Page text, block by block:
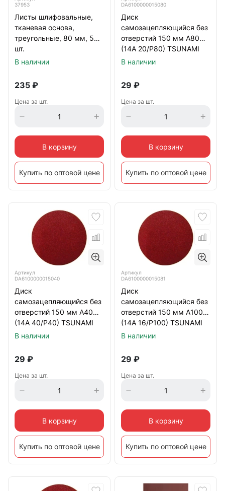
37953
Листы шлифовальные,
тканевая основа,
треугольные, 80 мм, 5
шт.
В наличии
235 ₽
Цена за шт.
В корзину
Купить по оптовой цене
DA6100000015080
Диск
самозацепляющийся без
отверстий 150 мм А80
(14А 20/Р80) TSUNAMI
В наличии
29 ₽
Цена за шт.
В корзину
Купить по оптовой цене
Артикул
DA6100000015040
Диск
самозацепляющийся без
отверстий 150 мм А40
(14А 40/Р40) TSUNAMI
В наличии
29 ₽
Цена за шт.
В корзину
Купить по оптовой цене
Артикул
DA6100000015081
Диск
самозацепляющийся без
отверстий 150 мм А100
(14А 16/Р100) TSUNAMI
В наличии
29 ₽
Цена за шт.
В корзину
Купить по оптовой цене